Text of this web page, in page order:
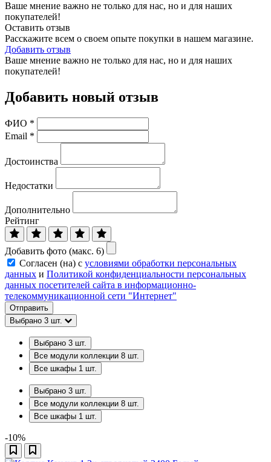
Ваше мнение важно не только для нас, но и для наших
покупателей!
Оставить отзыв
Расскажите всем о своем опыте покупки в нашем магазине.
Добавить отзыв
Ваше мнение важно не только для нас, но и для наших
покупателей!
Добавить новый отзыв
ФИО *
Email *
Достоинства
Недостатки
Дополнительно
Рейтинг
Добавить фото (макс. 6)
Согласен (на) с условиями обработки персональных
данных и Политикой конфиденциальности персональных
данных посетителей сайта в информационно-
телекоммуникационной сети "Интернет"
Отправить
Выбрано 3 шт.
Выбрано 3 шт.
Все модули коллекции 8 шт.
Все шкафы 1 шт.
Выбрано 3 шт.
Все модули коллекции 8 шт.
Все шкафы 1 шт.
-10%